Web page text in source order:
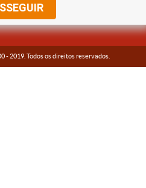
-2019 . Todos os direitos reservados.